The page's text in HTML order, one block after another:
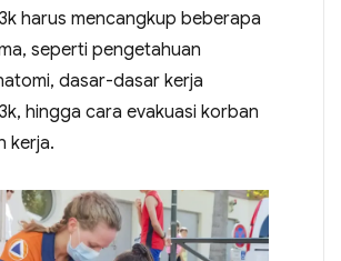
harus mencangkup beberapa
seperti pengetahuan
dasar-dasar kerja
hingga cara evakuasi korban
kerja.